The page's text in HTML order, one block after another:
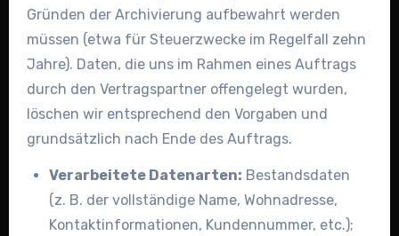
Gründen der Archivierung aufbewahrt werden
müssen (etwa für Steuerzwecke im Regelfall zehn
Jahre). Daten, die uns im Rahmen eines Auftrags
durch den Vertragspartner offengelegt wurden,
löschen wir entsprechend den Vorgaben und
grundsätzlich nach Ende des Auftrags.
Verarbeitete Datenarten: Bestandsdaten
(z. B. der vollständige Name, Wohnadresse,
Kontaktinformationen, Kundennummer, etc.);